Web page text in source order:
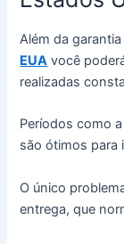
Além da
EUA você
realizadas
Períodos como a
são ótimos para
O único
entrega, que